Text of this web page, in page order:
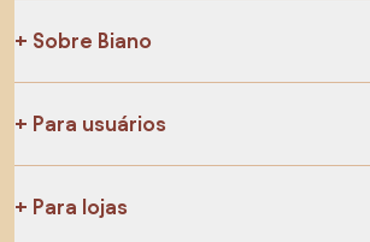
Sobre Biano
Para usuários
Para lojas